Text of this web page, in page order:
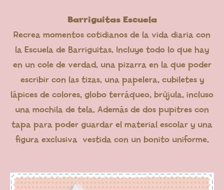
Barriguitas Escuela
Recrea momentos cotidianos de la vida diaria con
la Escuela de Barriguitas. Incluye todo lo que hay
en un cole de verdad, una pizarra en la que poder
escribir con las tizas, una papelera, cubiletes y
lápices de colores, globo terráqueo, brújula, incluso
una mochila de tela. Además de dos pupitres con
tapa para poder guardar el material escolar y una
figura exclusiva vestida con un bonito uniforme.